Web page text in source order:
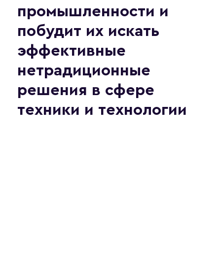
промышленности и
побудит их искать
эффективные
нетрадиционные
решения в сфере
техники и технологии